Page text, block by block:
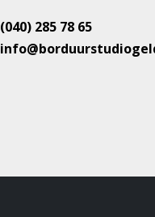
(040) 285 78 65